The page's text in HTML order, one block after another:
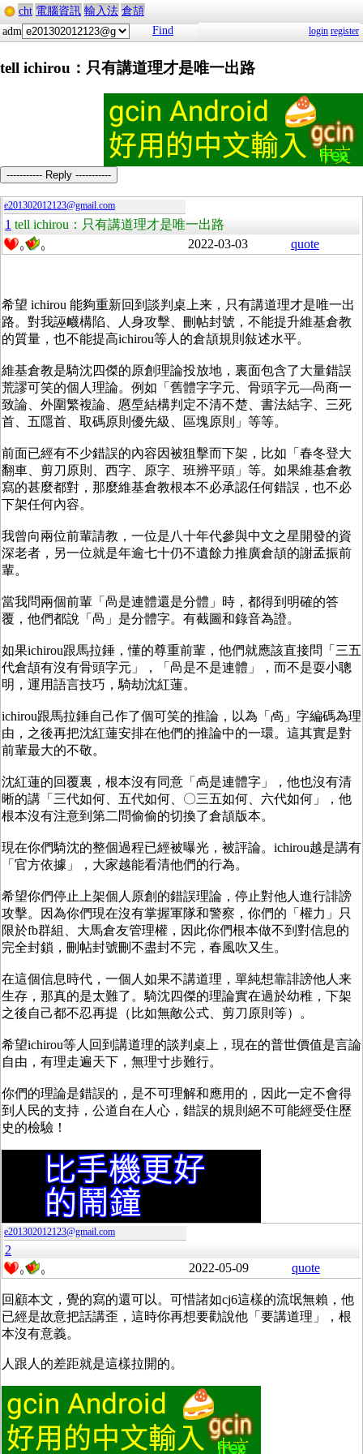
cht 電腦資訊 輸入法 倉頡
adm
Find login register
tell ichirou：只有講道理才是唯一出路
----------- Reply -----------
e201302012123@gmail.com
1 tell ichirou：只有講道理才是唯一出路
0 0 2022-03-03 quote
希望 ichirou 能夠重新回到談判桌上来，只有講道理才是唯一出
路。對我誣衊構陷、人身攻擊、刪帖封號，不能提升維基倉教
的質量，也不能提高ichirou等人的倉頡規則敍述水平。
維基倉教是騎沈四傑的原創理論投放地，裏面包含了大量錯誤
荒謬可笑的個人理論。例如「舊體字字元、骨頭字元—咼商一
致論、外圍繁複論、懬垕結構判定不清不楚、書法結字、三死
首、五隱首、取碼原則優先級、區塊原則」等等。
前面已經有不少錯誤的內容因被狙擊而下架，比如「春冬登大
翻車、剪刀原則、西字、原字、班辨平頭」等。如果維基倉教
寫的甚麼都對，那麼維基倉教根本不必承認任何錯誤，也不必
下架任何內容。
我曾向兩位前輩請教，一位是八十年代參與中文之星開發的資
深老者，另一位就是年逾七十仍不遺餘力推廣倉頡的謝孟振前
輩。
當我問兩個前輩「咼是連體還是分體」時，都得到明確的答
覆，他們都說「咼」是分體字。有截圖和錄音為證。
如果ichirou跟馬拉錘，懂的尊重前輩，他們就應該直接問「三五
代倉頡有沒有骨頭字元」，「咼是不是連體」，而不是耍小聰
明，運用語言技巧，騎劫沈紅蓮。
ichirou跟馬拉錘自己作了個可笑的推論，以為「卨」字編碼為理
由，之後再把沈紅蓮安排在他們的推論中的一環。這其實是對
前輩最大的不敬。
沈紅蓮的回覆裏，根本沒有同意「卨是連體字」，他也沒有清
晰的講「三代如何、五代如何、〇三五如何、六代如何」，他
根本沒有注意到第二問偷偷的切換了倉頡版本。
現在你們騎沈的整個過程已經被曝光，被評論。ichirou越是講有
「官方依據」，大家越能看清他們的行為。
希望你們停止上架個人原創的錯誤理論，停止對他人進行誹謗
攻擊。因為你們現在沒有掌握軍隊和警察，你們的「權力」只
限於fb群組、大馬倉友管理權，因此你們根本做不到對信息的
完全封鎖，刪帖封號刪不盡封不完，春風吹又生。
在這個信息時代，一個人如果不講道理，單純想靠誹謗他人来
生存，那真的是太難了。騎沈四傑的理論實在過於幼稚，下架
之後自己都不忍再提（比如無敵公式、剪刀原則等）。
希望ichirou等人回到講道理的談判桌上，現在的普世價值是言論
自由，有理走遍天下，無理寸步難行。
你們的理論是錯誤的，是不可理解和應用的，因此一定不會得
到人民的支持，公道自在人心，錯誤的規則絕不可能經受住歷
史的檢驗！
e201302012123@gmail.com
2
0 0 2022-05-09 quote
回顧本文，覺的寫的還可以。可惜諸如cj6這樣的流氓無賴，他
已經是故意把話講歪，這時你再想要勸說他「要講道理」，根
本沒有意義。
人跟人的差距就是這樣拉開的。